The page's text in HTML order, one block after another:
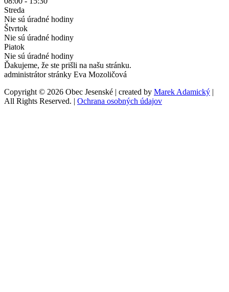
Streda
Nie sú úradné hodiny
Štvrtok
Nie sú úradné hodiny
Piatok
Nie sú úradné hodiny
Ďakujeme, že ste prišli na našu stránku.
administrátor stránky Eva Mozoličová
Copyright © 2026 Obec Jesenské | created by Marek Adamický |
All Rights Reserved. | Ochrana osobných údajov